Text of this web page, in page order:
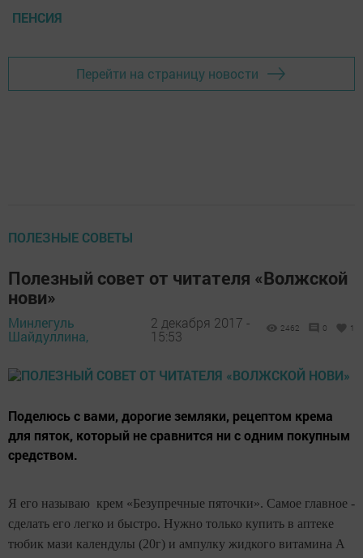
ПЕНСИЯ
Перейти на страницу новости
ПОЛЕЗНЫЕ СОВЕТЫ
Полезный совет от читателя «Волжской
нови»
Минлегуль
Шайдуллина,
2 декабря 2017 -
15:53
2462 0 1
Поделюсь с вами, дорогие земляки, рецептом крема
для пяток, который не сравнится ни с одним покупным
средством.
Я его называю крем «Безупречные пяточки». Самое главное -
сделать его легко и быстро. Нужно только купить в аптеке
тюбик мази календулы (20г) и ампулку жидкого витамина А